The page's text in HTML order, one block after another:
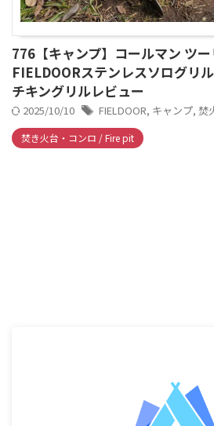
776【キャンプ】コールマン ツー
FIELDOORステンレスソログリ
チキングリルレビュー
2025/10/10 FIELDOOR, キャンプ, 焚
焚き火台・コンロ / Fire pit